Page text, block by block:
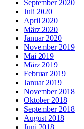
September 2020
Juli 2020
April 2020
März 2020
Januar 2020
November 2019
Mai 2019
März 2019
Februar 2019
Januar 2019
November 2018
Oktober 2018
September 2018
August 2018
Juni 2018